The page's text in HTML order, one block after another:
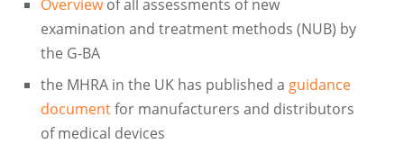
Overviewof all assessments of new
examination and treatment methods (NUB) by
the G-BA
the MHRA in the UK has published a guidance
documentfor manufacturers and distributors
of medical devices